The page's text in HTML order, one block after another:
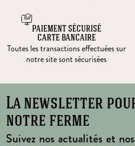
PAIEMENT SÉCURISÉ
CARTE BANCAIRE
Toutes les transactions effectuées sur
notre site sont sécurisées
La newsletter
notre ferme
Suivez nos actualités et